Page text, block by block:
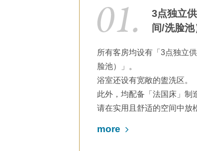
3点独立
间/洗脸池
所有客房均设有「3点独立
脸池）」。
浴室还设有宽敞的盥洗区。
此外，均配备「法国床」制
请在实用且舒适的空间中放
more